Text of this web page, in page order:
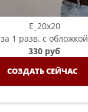
E_20х20
за 1 разв. с обложкой
330 руб
СОЗДАТЬ СЕЙЧАС